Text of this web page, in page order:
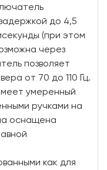
до 4,5
(при этом
через
позволяет
от 70 до 110 Гц.
умеренный
ручками на
оснащена
как для